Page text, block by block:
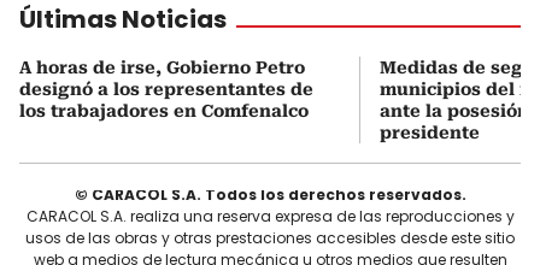
Últimas Noticias
A horas de irse, Gobierno Petro
designó a los representantes de
los trabajadores en Comfenalco
Medidas de
municipios del
ante la posesión
presidente
© CARACOL S.A. Todos los derechos reservados.
CARACOL S.A. realiza una reserva expresa de las reproducciones y
usos de las obras y otras prestaciones accesibles desde este sitio
web a medios de lectura mecánica u otros medios que resulten